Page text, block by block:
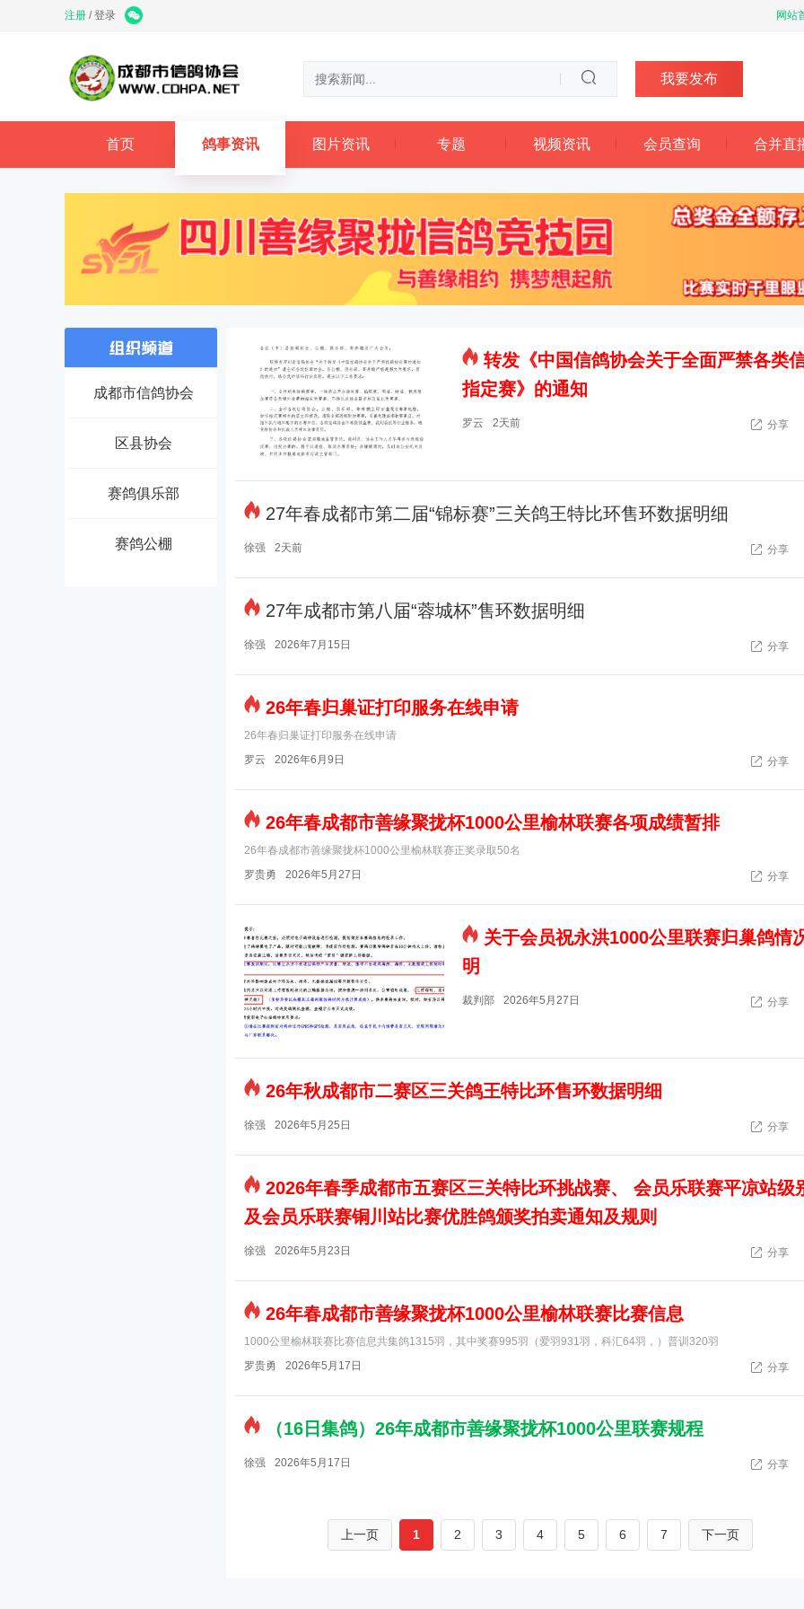
注册 /登录 网站
我要发布
首页 鸽事资讯 图片资讯 专题 视频资讯 会员查询 合并直
成都市信鸽协会
区县协会
赛鸽俱乐部
赛鸽公棚
转发《中国信鸽协会关于全面严禁各类
指定赛》的通知
罗云 2天前 分享
27年春成都市第二届“锦标赛”三关鸽王特比环售环数据明细
徐强 2天前 分享
27年成都市第八届“蓉城杯”售环数据明细
徐强 2026年7月15日 分享
26年春归巢证打印服务在线申请
26年春归巢证打印服务在线申请
罗云
2026年6月9日 分享
26年春成都市善缘聚拢杯1000公里榆林联赛各项成绩暂排
26年春成都市善缘聚拢杯1000公里榆林联赛正奖录取50名
罗贵勇
2026年5月27日 分享
关于会员祝永洪1000公里联赛归巢鸽情
明
裁判部 2026年5月27日 分享
26年秋成都市二赛区三关鸽王特比环售环数据明细
徐强 2026年5月25日 分享
2026年春季成都市五赛区三关特比环挑战赛、 会员乐联赛平凉站级
及会员乐联赛铜川站比赛优胜鸽颁奖拍卖通知及规则
徐强 2026年5月23日 分享
26年春成都市善缘聚拢杯1000公里榆林联赛比赛信息
1000公里榆林联赛比赛信息共集鸽1315羽，其中奖赛995羽（爱羽931羽，科汇64羽，）普训320羽
罗贵勇
2026年5月17日 分享
（16日集鸽）26年成都市善缘聚拢杯1000公里联赛规程
徐强 2026年5月17日 分享
上一页 1 2 3 4 5 6 7 下一页